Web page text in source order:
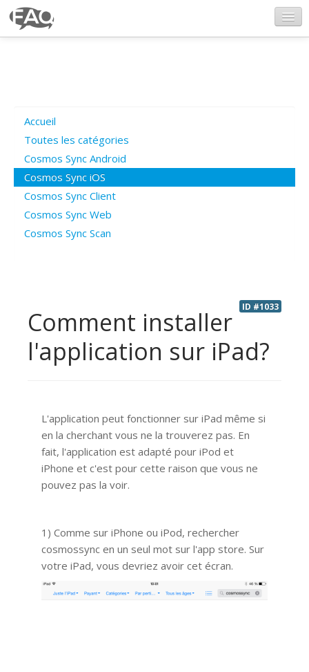
Poser une question
Questions ouvertes
Connexion
Accueil
Toutes les catégories
Cosmos Sync Android
Cosmos Sync iOS
Cosmos Sync Client
Cosmos Sync Web
Cosmos Sync Scan
ID #1033
Comment installer
l'application sur iPad?
L'application peut fonctionner sur iPad même si
en la cherchant vous ne la trouverez pas. En
fait, l'application est adapté pour iPod et
iPhone et c'est pour cette raison que vous ne
pouvez pas la voir.
1) Comme sur iPhone ou iPod, rechercher
cosmossync en un seul mot sur l'app store. Sur
votre iPad, vous devriez avoir cet écran.